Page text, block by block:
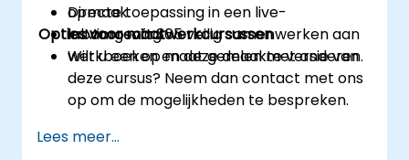
opmaak.
In Microsoft 365 veilig samenwerken aan
werkboeken en deze delen met anderen.
Directe toepassing in een live-
labomgeving.
Opties voor maatwerkcursussen
Wilt u een op maat gemaakte versie van
deze cursus? Neem dan contact met ons
op om de mogelijkheden te bespreken.
Lees meer...